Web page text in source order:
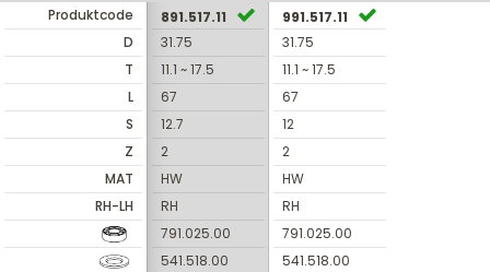
Produktcode
D
T
L
S
Z
MAT
RH-LH
891.517.11
31.75
11.1 ~ 17.5
67
12.7
2
HW
RH
791.025.00
541.518.00
991.517.11
31.75
11.1 ~ 17.5
67
12
2
HW
RH
791.025.00
541.518.00